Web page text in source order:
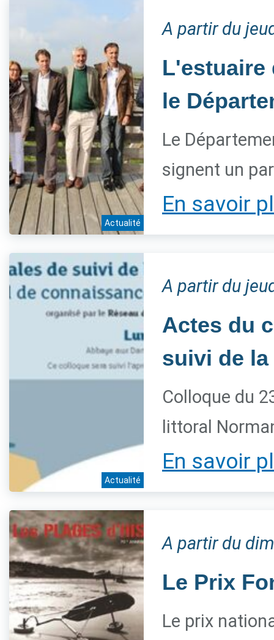
Actualité
A partir du
L'estuaire
le
Le
signent un
En savoir
Actualité
A partir du
Actes du
suivi de
Colloque du
littoral
En savoir
A partir du
Le Prix
Le prix